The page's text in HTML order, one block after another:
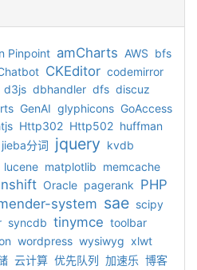
Pinpoint amCharts AWS bfs
CKEditor codemirror
d3js dbhandler dfs discuz
GenAI glyphicons GoAccess
Http302 Http502 huffman
jieba分词 jquery kvdb
lucene matplotlib memcache
Oracle pagerank PHP
system sae scipy
syncdb tinymce toolbar
wordpress wysiwyg xlwt
云计算 优先队列 加速乐 博客